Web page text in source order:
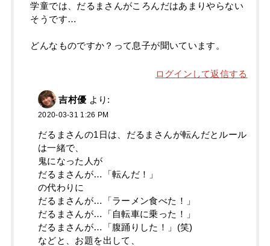
学童では、だるまさんがころんだはあまりやらない
そうです…
どんなものですか？って息子が聞いています。
ログインして返信する
吉村優 より:
2020-03-31 1:26 PM
だるまさんの1日は、だるまさんが転んだとルール
は一緒で、
鬼になった人が
だるまさんが…「転んだ！」
の代わりに
だるまさんが…「ラーメン食べた！」
だるまさんが…「自転車に乗った！」
だるまさんが…「腹踊りした！」(笑)
などと、お題を出して、